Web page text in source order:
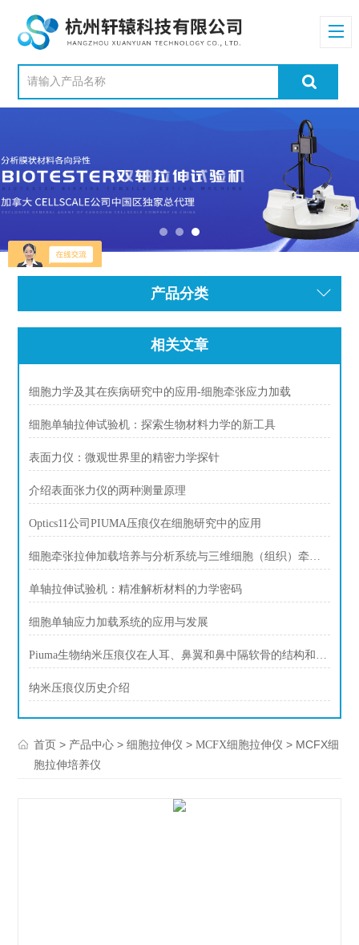
产品分类
相关文章
细胞力学及其在疾病研究中的应用-细胞牵张应力加载
细胞单轴拉伸试验机：探索生物材料力学的新工具
表面力仪：微观世界里的精密力学探针
介绍表面张力仪的两种测量原理
Optics11公司PIUMA压痕仪在细胞研究中的应用
细胞牵张拉伸加载培养与分析系统与三维细胞（组织）牵引拉伸加载培养与分析
单轴拉伸试验机：精准解析材料的力学密码
细胞单轴应力加载系统的应用与发展
Piuma生物纳米压痕仪在人耳、鼻翼和鼻中隔软骨的结构和机械比较
纳米压痕仪历史介绍
首页 > 产品中心 >细胞拉伸仪 >MCFX细胞拉伸仪 > MCFX细
胞拉伸培养仪